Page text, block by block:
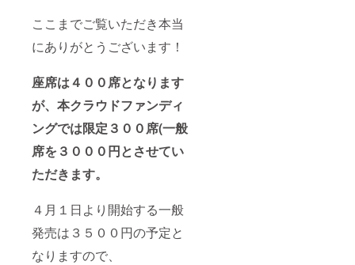
ここまでご覧いただき本当
にありがとうございます！
座席は４００席となります
が、本クラウドファンディ
ングでは限定３００席(一般
席を３０００円とさせてい
ただきます。
４月１日より開始する一般
発売は３５００円の予定と
なりますので、